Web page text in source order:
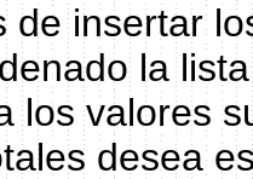
de insertar
la
los valores
desea